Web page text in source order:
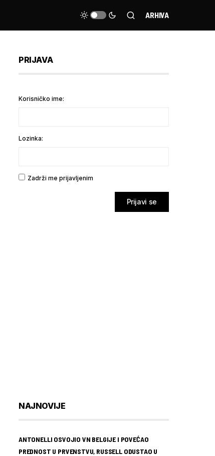
ARHIVA
PRIJAVA
Korisničko ime:
Lozinka:
Zadrži me prijavljenim
Prijavi se
NAJNOVIJE
ANTONELLI OSVOJIO VN BELGIJE I POVEĆAO
PREDNOST U PRVENSTVU, RUSSELL ODUSTAO U